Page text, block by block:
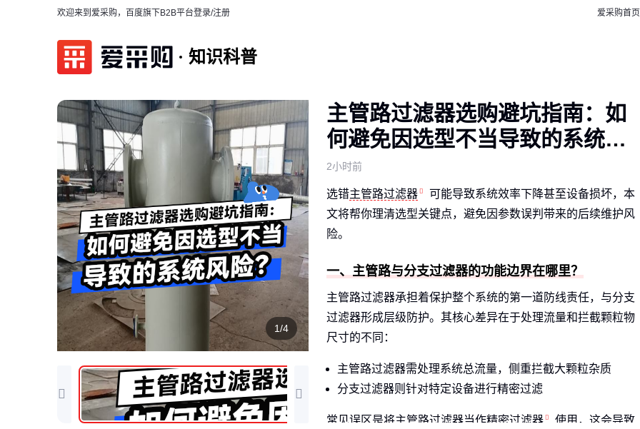
欢迎来到爱采购，百度旗下B2B平台登录/注册 爱采购首页
知识科普
1/4
主管路过滤器选购避坑指南：如
何避免因选型不当导致的系统风
险？
2小时前
选错主管路过滤器
可能导致系统效率下降甚至设备损坏，本
文将帮你理清选型关键点，避免因参数误判带来的后续维护风
险。
一、主管路与分支过滤器的功能边界在哪里？
主管路过滤器承担着保护整个系统的第一道防线责任，与分支
过滤器形成层级防护。其核心差异在于处理流量和拦截颗粒物
尺寸的不同：
主管路过滤器需处理系统总流量，侧重拦截大颗粒杂质
分支过滤器则针对特定设备进行精密过滤
常见误区是将主管路过滤器当作精密过滤器
使用，这会导致